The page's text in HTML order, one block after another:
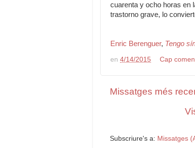
cuarenta y ocho horas en
trastorno grave, lo
Enric Berenguer, Tengo
en 4/14/2015 Cap
Missatges més
Subscriure's a: Missatges